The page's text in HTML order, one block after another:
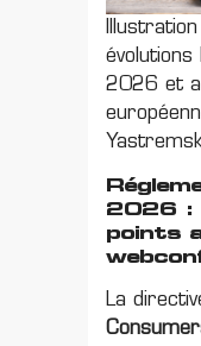
évolutions
2026 et
2026 :
points
La